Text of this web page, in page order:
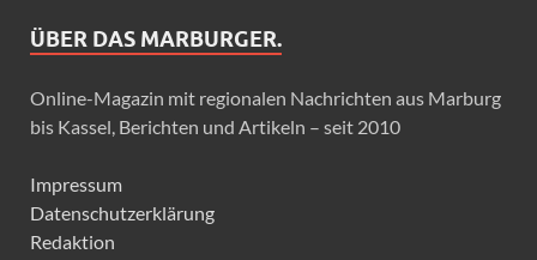
ÜBER DAS MARBURGER.
Online-Magazin mit regionalen Nachrichten aus Marburg
bis Kassel, Berichten und Artikeln – seit 2010
Impressum
Datenschutzerklärung
Redaktion